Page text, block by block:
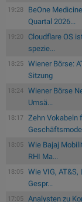
19:28
BeOne
Quartal 2026...
19:20
Cloudflare OS
spezie...
18:25
Wiener Börse:
Sitzung
18:24
Wiener Börse
Umsä...
18:17
Zehn Vokabeln
18:05
Wie Bajaj
RHI Ma...
18:05
Wie VIG,
Gespr...
17:05 Analysten zu